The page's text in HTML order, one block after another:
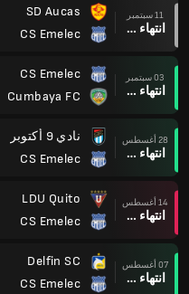
11 سبتمبر
انتهاء وقت المباراة
SD Aucas
CS Emelec
03 سبتمبر
انتهاء وقت المباراة
CS Emelec
Cumbaya FC
28 أغسطس
انتهاء وقت المباراة
نادي 9 أكتوبر
CS Emelec
14 أغسطس
انتهاء وقت المباراة
LDU Quito
CS Emelec
07 أغسطس
انتهاء وقت المباراة
Delfin SC
CS Emelec